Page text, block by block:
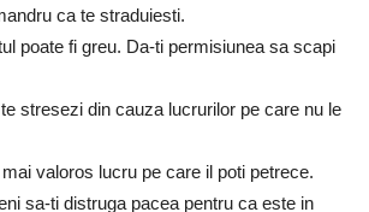
ca te straduiesti.
poate fi greu. Da-ti permisiunea sa scapi
stresezi din cauza lucrurilor pe care nu le
valoros lucru pe care il poti petrece.
sa-ti distruga pacea pentru ca este in